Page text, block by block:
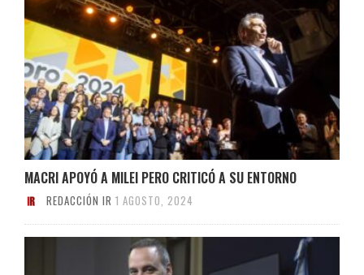
MACRI APOYÓ A MILEI PERO CRITICÓ A SU ENTORNO
REDACCIÓN IR 1 AGOSTO, 2024